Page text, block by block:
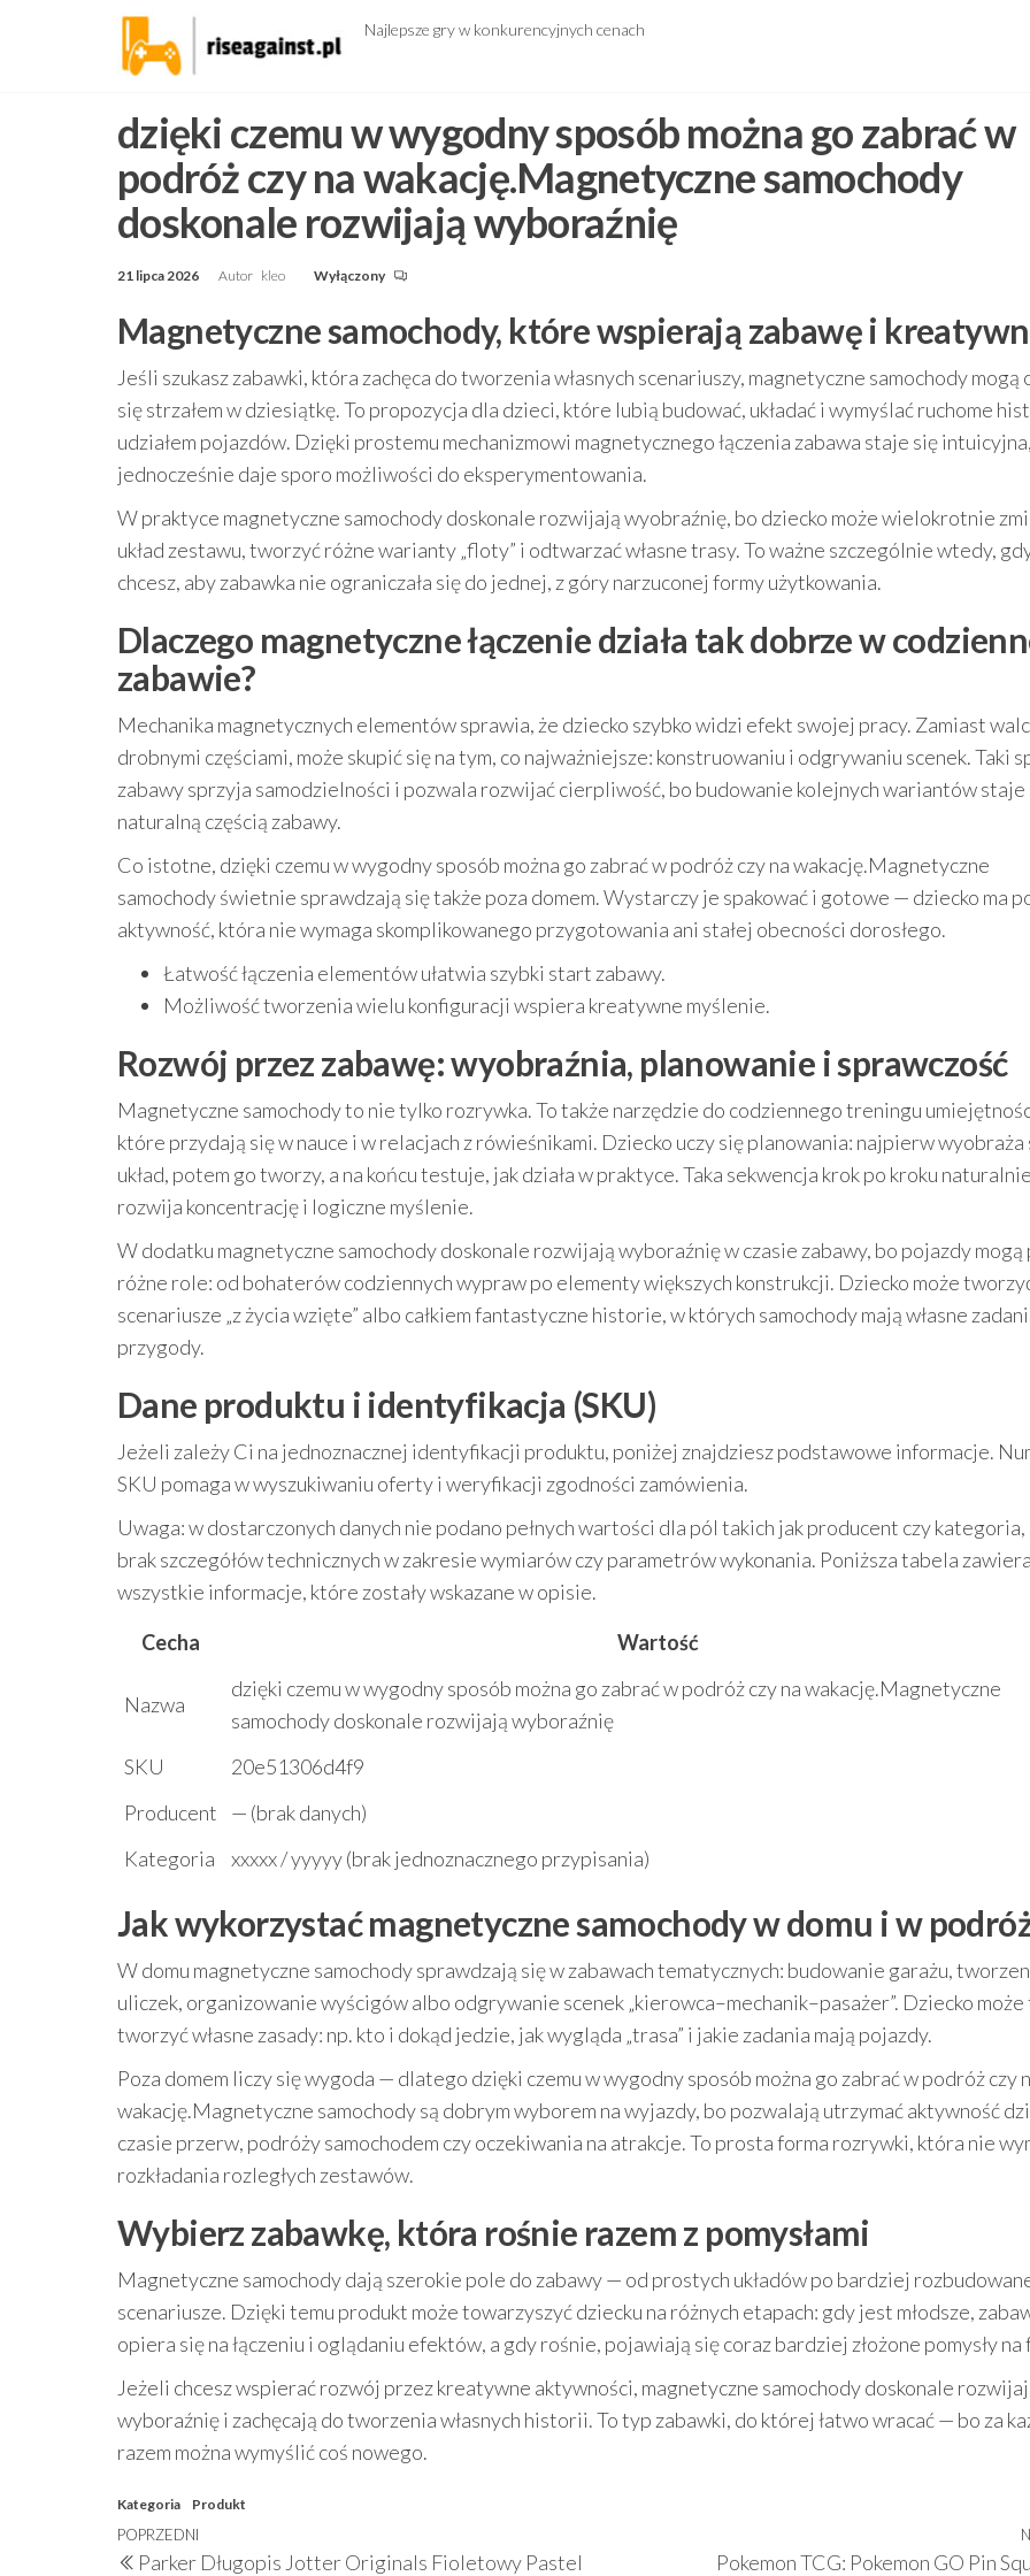
Najlepsze gry w konkurencyjnych cenach
dzięki czemu w wygodny sposób można go zabrać w
podróż czy na wakację.Magnetyczne samochody
doskonale rozwijają wyboraźnię
21 lipca 2026 Autor kleo Wyłączony
Magnetyczne samochody, które wspierają zabawę i
Jeśli szukasz zabawki, która zachęca do tworzenia własnych scenariuszy, magnetyczne samochody mogą
się strzałem w dziesiątkę. To propozycja dla dzieci, które lubią budować, układać i wymyślać ruchome
udziałem pojazdów. Dzięki prostemu mechanizmowi magnetycznego łączenia zabawa staje się
jednocześnie daje sporo możliwości do eksperymentowania.
W praktyce magnetyczne samochody doskonale rozwijają wyobraźnię, bo dziecko może wielokrotnie
układ zestawu, tworzyć różne warianty „floty” i odtwarzać własne trasy. To ważne szczególnie wtedy,
chcesz, aby zabawka nie ograniczała się do jednej, z góry narzuconej formy użytkowania.
Dlaczego magnetyczne łączenie działa tak dobrze w
zabawie?
Mechanika magnetycznych elementów sprawia, że dziecko szybko widzi efekt swojej pracy. Zamiast
drobnymi częściami, może skupić się na tym, co najważniejsze: konstruowaniu i odgrywaniu scenek. Taki
zabawy sprzyja samodzielności i pozwala rozwijać cierpliwość, bo budowanie kolejnych wariantów staje
naturalną częścią zabawy.
Co istotne, dzięki czemu w wygodny sposób można go zabrać w podróż czy na wakację.Magnetyczne
samochody świetnie sprawdzają się także poza domem. Wystarczy je spakować i gotowe — dziecko ma
aktywność, która nie wymaga skomplikowanego przygotowania ani stałej obecności dorosłego.
Łatwość łączenia elementów ułatwia szybki start zabawy.
Możliwość tworzenia wielu konfiguracji wspiera kreatywne myślenie.
Rozwój przez zabawę: wyobraźnia, planowanie i sprawczość
Magnetyczne samochody to nie tylko rozrywka. To także narzędzie do codziennego treningu
które przydają się w nauce i w relacjach z rówieśnikami. Dziecko uczy się planowania: najpierw wyobraża
układ, potem go tworzy, a na końcu testuje, jak działa w praktyce. Taka sekwencja krok po kroku naturalnie
rozwija koncentrację i logiczne myślenie.
W dodatku magnetyczne samochody doskonale rozwijają wyboraźnię w czasie zabawy, bo pojazdy mogą
różne role: od bohaterów codziennych wypraw po elementy większych konstrukcji. Dziecko może
scenariusze „z życia wzięte” albo całkiem fantastyczne historie, w których samochody mają własne
przygody.
Dane produktu i identyfikacja (SKU)
Jeżeli zależy Ci na jednoznacznej identyfikacji produktu, poniżej znajdziesz podstawowe informacje.
SKU pomaga w wyszukiwaniu oferty i weryfikacji zgodności zamówienia.
Uwaga: w dostarczonych danych nie podano pełnych wartości dla pól takich jak producent czy kategoria,
brak szczegółów technicznych w zakresie wymiarów czy parametrów wykonania. Poniższa tabela zawiera
wszystkie informacje, które zostały wskazane w opisie.
Cecha
Wartość
Nazwa
dzięki czemu w wygodny sposób można go zabrać w podróż czy na wakację.Magnetyczne
samochody doskonale rozwijają wyboraźnię
SKU
20e51306d4f9
Producent
— (brak danych)
Kategoria
xxxxx / yyyyy (brak jednoznacznego przypisania)
Jak wykorzystać magnetyczne samochody w domu i w
W domu magnetyczne samochody sprawdzają się w zabawach tematycznych: budowanie garażu,
uliczek, organizowanie wyścigów albo odgrywanie scenek „kierowca–mechanik–pasażer”. Dziecko może
tworzyć własne zasady: np. kto i dokąd jedzie, jak wygląda „trasa” i jakie zadania mają pojazdy.
Poza domem liczy się wygoda — dlatego dzięki czemu w wygodny sposób można go zabrać w podróż czy
wakację.Magnetyczne samochody są dobrym wyborem na wyjazdy, bo pozwalają utrzymać aktywność
czasie przerw, podróży samochodem czy oczekiwania na atrakcje. To prosta forma rozrywki, która nie
rozkładania rozległych zestawów.
Wybierz zabawkę, która rośnie razem z pomysłami
Magnetyczne samochody dają szerokie pole do zabawy — od prostych układów po bardziej
scenariusze. Dzięki temu produkt może towarzyszyć dziecku na różnych etapach: gdy jest młodsze,
opiera się na łączeniu i oglądaniu efektów, a gdy rośnie, pojawiają się coraz bardziej złożone pomysły na
Jeżeli chcesz wspierać rozwój przez kreatywne aktywności, magnetyczne samochody doskonale
wyboraźnię i zachęcają do tworzenia własnych historii. To typ zabawki, do której łatwo wracać — bo za
razem można wymyślić coś nowego.
Kategoria Produkt
Nawigacja
Poprzedni
wpis
POPRZEDNI
Parker Długopis Jotter Originals Fioletowy Pastel Pokemon TCG: Pokemon GO Pin